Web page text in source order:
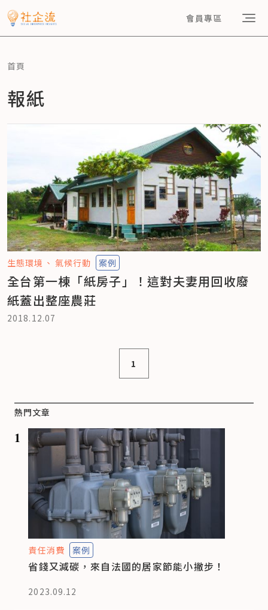
會員專區
首頁
報紙
生態環境 氣候行動 案例
全台第一棟「紙房子」！這對夫妻用回收廢
紙蓋出整座農莊
2018.12.07
1
熱門文章
1
責任消費 案例
省錢又減碳，來自法國的居家節能小撇步！
2023.09.12